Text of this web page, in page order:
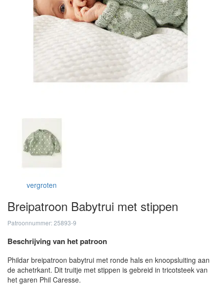
vergroten
Breipatroon Babytrui met stippen
Patroonnummer: 25893-9
Beschrijving van het patroon
Phildar breipatroon babytrui met ronde hals en knoopsluiting aan
de achetrkant. Dit truitje met stippen is gebreid in tricotsteek van
het garen Phil Caresse.